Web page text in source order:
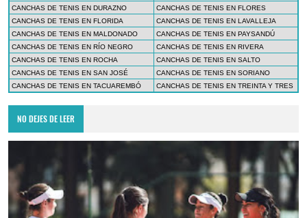
CANCHAS DE TENIS EN DURAZNO
CANCHAS DE TENIS EN FLORES
CANCHAS DE TENIS EN FLORIDA
CANCHAS DE TENIS EN LAVALLEJA
CANCHAS DE TENIS EN MALDONADO
CANCHAS DE TENIS EN PAYSANDÚ
CANCHAS DE TENIS EN RÍO NEGRO
CANCHAS DE TENIS EN RIVERA
CANCHAS DE TENIS EN ROCHA
CANCHAS DE TENIS EN SALTO
CANCHAS DE TENIS EN SAN JOSÉ
CANCHAS DE TENIS EN SORIANO
CANCHAS DE TENIS EN TACUAREMBÓ
CANCHAS DE TENIS EN TREINTA Y TRES
NO DEJES DE LEER